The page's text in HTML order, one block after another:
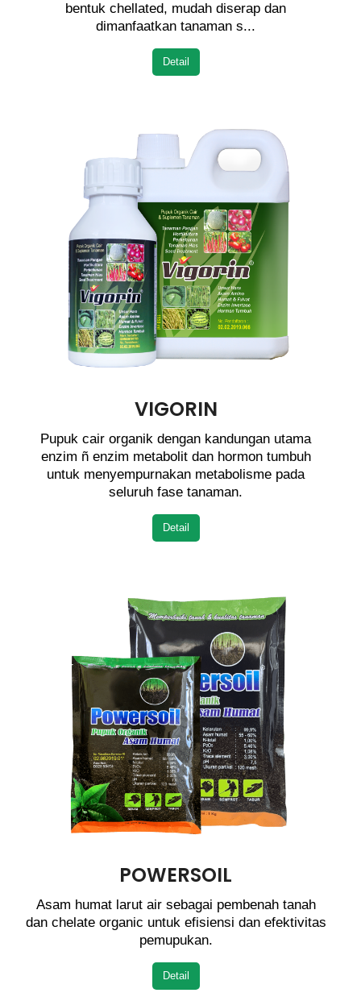
bentuk chellated, mudah diserap dan
dimanfaatkan tanaman s...
Detail
VIGORIN
Pupuk cair organik dengan kandungan utama
enzim ñ enzim metabolit dan hormon tumbuh
untuk menyempurnakan metabolisme pada
seluruh fase tanaman.
Detail
POWERSOIL
Asam humat larut air sebagai pembenah tanah
dan chelate organic untuk efisiensi dan efektivitas
pemupukan.
Detail